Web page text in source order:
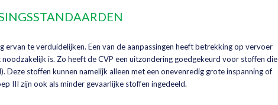
te verduidelijken. Een van de aanpassingen heeft betrekking op vervoer
is. Zo heeft de CVP een uitzondering goedgekeurd voor stoffen die
stoffen kunnen namelijk alleen met een onevenredig grote inspanning of
III zijn ook als minder gevaarlijke stoffen ingedeeld.